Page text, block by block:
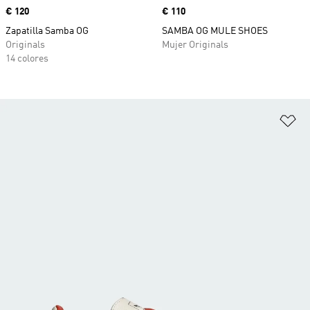
Precio
€ 120
Zapatilla Samba OG
Originals
14 colores
Precio
€ 110
SAMBA OG MULE SHOES
Mujer Originals